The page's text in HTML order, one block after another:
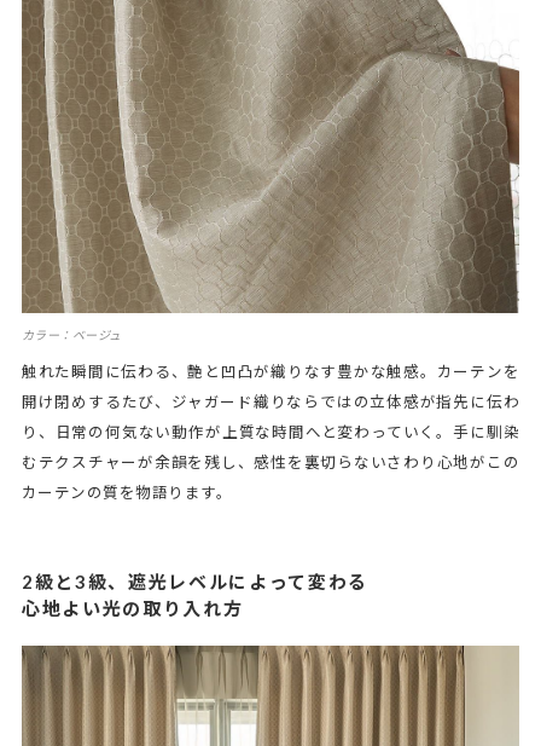
カラー：ベージュ
触れた瞬間に伝わる、艶と凹凸が織りなす豊かな触感。カーテンを
開け閉めするたび、ジャガード織りならではの立体感が指先に伝わ
り、日常の何気ない動作が上質な時間へと変わっていく。手に馴染
むテクスチャーが余韻を残し、感性を裏切らないさわり心地がこの
カーテンの質を物語ります。
2級と3級、遮光レベルによって変わる
心地よい光の取り入れ方